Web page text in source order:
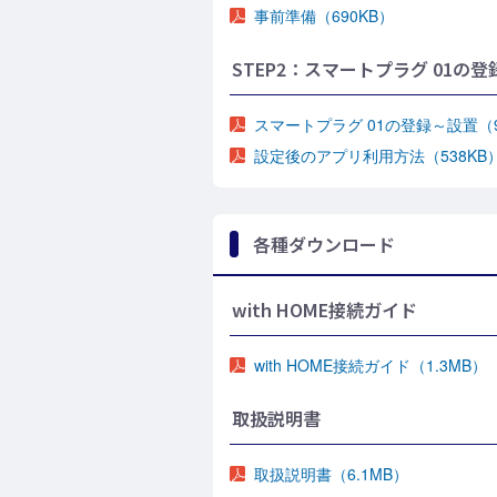
事前準備（690KB）
STEP2：スマートプラグ 01の登
スマートプラグ 01の登録～設置（
設定後のアプリ利用方法（538KB）
各種ダウンロード
with HOME接続ガイド
with HOME接続ガイド（1.3MB）
取扱説明書
取扱説明書（6.1MB）